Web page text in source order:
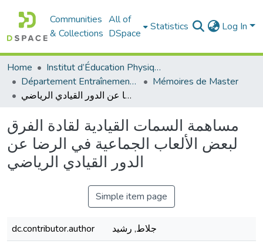
Communities
& Collections
All of
DSpace
Statistics Log In
Home
Institut d’Éducation Physique et Sportive
Département Entraînement Sportif (ES)
Mémoires de Master
مساهمة السمات القيادية لقادة الفرق لبعض الألعاب الجماعية في الرضا عن الدور القيادي الرياضي
مساهمة السمات القيادية لقادة الفرق
لبعض الألعاب الجماعية في الرضا عن
الدور القيادي الرياضي
Simple item page
dc.contributor.author
جلاط, رشيد